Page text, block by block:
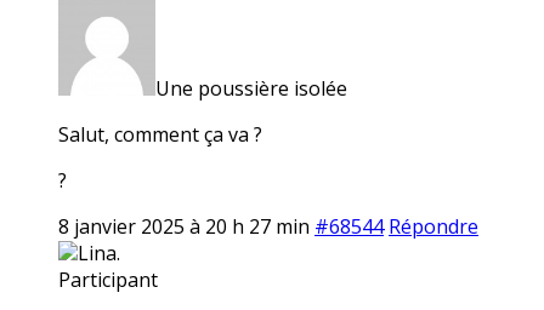
Une poussière isolée
Salut, comment ça va ?
?
8 janvier 2025 à 20 h 27 min #68544 Répondre
Lina.
Participant